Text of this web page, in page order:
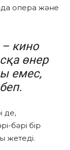
опера және
кино
өнер
емес,
де,
бәрі бір
жетеді.